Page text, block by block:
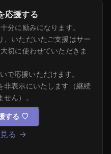
応援する
分に励みになります。
、いただいたご支援はサー
切に使わせていただきま
で応援いただけます。
非表示にいたします（継続
ん）。
する ♡
見る →